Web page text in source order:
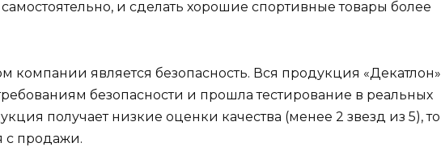
и сделать хорошие спортивные товары более
компании является безопасность. Вся продукция «Декатлон»
безопасности и прошла тестирование в реальных
получает низкие оценки качества (менее 2 звезд из 5), то
с продажи.